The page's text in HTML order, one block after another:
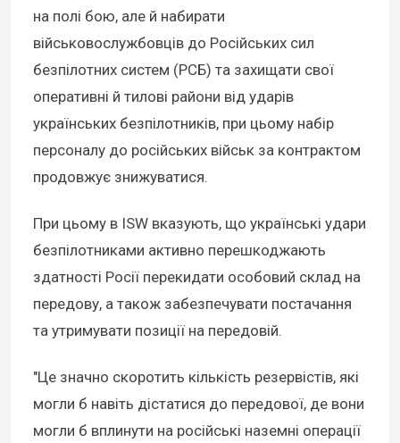
на полі бою, але й набирати
військовослужбовців до Російських сил
безпілотних систем (РСБ) та захищати свої
оперативні й тилові райони від ударів
українських безпілотників, при цьому набір
персоналу до російських військ за контрактом
продовжує знижуватися.
При цьому в ISW вказують, що українські удари
безпілотниками активно перешкоджають
здатності Росії перекидати особовий склад на
передову, а також забезпечувати постачання
та утримувати позиції на передовій.
"Це значно скоротить кількість резервістів, які
могли б навіть дістатися до передової, де вони
могли б вплинути на російські наземні операції